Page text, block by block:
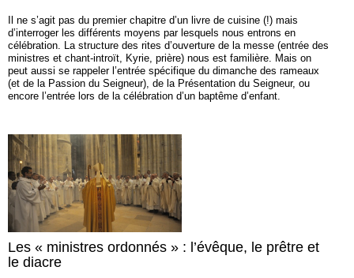
Il ne s’agit pas du premier chapitre d’un livre de cuisine (!) mais
d’interroger les différents moyens par lesquels nous entrons en
célébration. La structure des rites d’ouverture de la messe (entrée des
ministres et chant-introït, Kyrie, prière) nous est familière. Mais on
peut aussi se rappeler l’entrée spécifique du dimanche des rameaux
(et de la Passion du Seigneur), de la Présentation du Seigneur, ou
encore l’entrée lors de la célébration d’un baptême d’enfant.
Les « ministres ordonnés » : l’évêque, le prêtre et
le diacre